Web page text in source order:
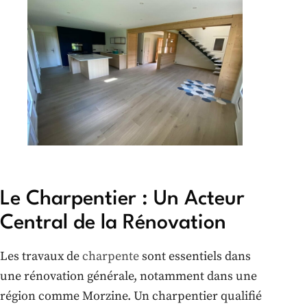
Le Charpentier : Un Acteur
Central de la Rénovation
Les travaux decharpentesont essentiels dans
une rénovation générale, notamment dans une
région comme Morzine. Un charpentier qualifié